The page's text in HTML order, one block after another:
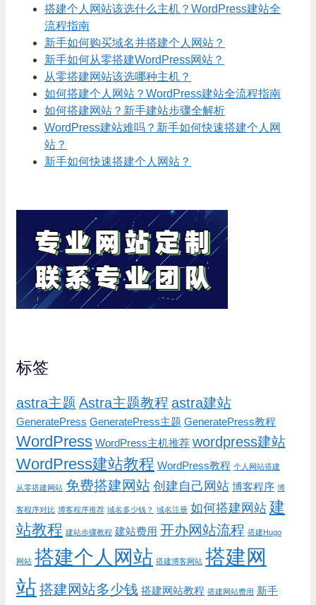
搭建个人网站该选什么主机？WordPress建站全
流程指南
新手如何购买域名并搭建个人网站？
新手如何从零搭建WordPress网站？
从零搭建网站该选哪种主机？
如何搭建个人网站？WordPress建站全流程指南
如何搭建网站？新手建站步骤全解析
WordPress建站难吗？新手如何快速搭建个人网
站？
新手如何快速搭建个人网站？
标签
astra主题 Astra主题教程 astra建站
GeneratePress GeneratePress主题 GeneratePress教程
WordPress WordPress主机推荐 wordpress建站
WordPress建站教程 WordPress教程 个人网站搭建
从零搭建网站 免费搭建网站 创建自己网站 博客程序 博
客程序对比 博客程序推荐 域名多少钱？ 域名注册 如何搭建网站 建
站教程 建站步骤教程 建站费用 开办网站流程 搭建Hugo
网站 搭建个人网站 搭建博客网站 搭建网
站 搭建网站多少钱 搭建网站教程 搭建网站费用 新手